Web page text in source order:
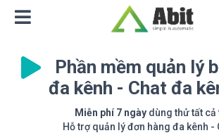
Phần mềm quản lý
đa kênh - Chat đa
Miễn phí 7 ngày dùng thử tất cả
Hỗ trợ quản lý đơn hàng đa kênh -